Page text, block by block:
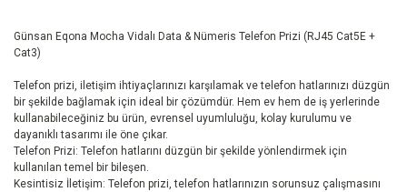
Günsan Eqona Mocha Vidalı Data & Nümeris Telefon Prizi (RJ45 Cat5E +
Cat3)
Telefon prizi, iletişim ihtiyaçlarınızı karşılamak ve telefon hatlarınızı düzgün
bir şekilde bağlamak için ideal bir çözümdür. Hem ev hem de iş yerlerinde
kullanabileceğiniz bu ürün, evrensel uyumluluğu, kolay kurulumu ve
dayanıklı tasarımı ile öne çıkar.
Telefon Prizi: Telefon hatlarını düzgün bir şekilde yönlendirmek için
kullanılan temel bir bileşen.
Kesintisiz İletişim: Telefon prizi, telefon hatlarınızın sorunsuz çalışmasını